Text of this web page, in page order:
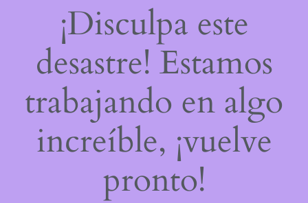
¡Disculpa este
desastre! Estamos
trabajando en algo
increíble, ¡vuelve
pronto!